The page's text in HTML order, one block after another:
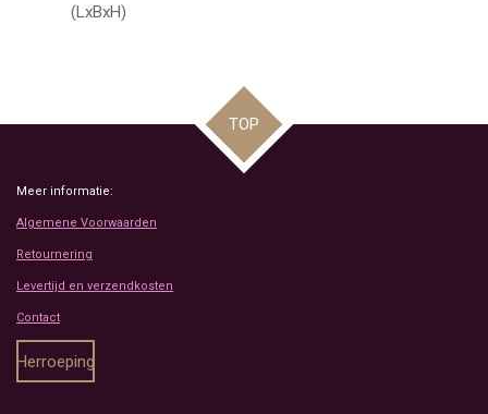
(LxBxH)
TOP
Meer informatie:
Algemene Voorwaarden
Retournering
Levertijd en verzendkosten
Contact
Herroeping